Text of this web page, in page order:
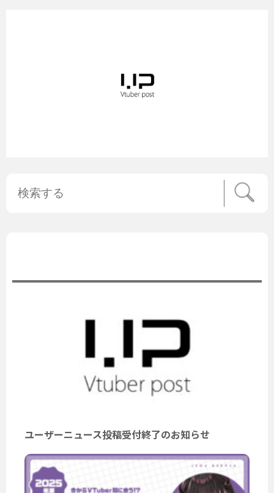
ユーザーニュース投稿受付終了のお知らせ